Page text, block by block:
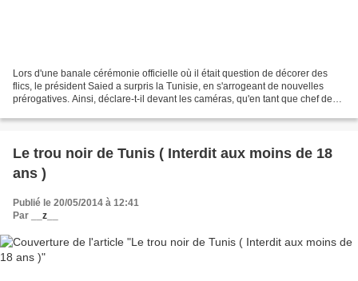
Lors d'une banale cérémonie officielle où il était question de décorer des
flics, le président Saied a surpris la Tunisie, en s'arrogeant de nouvelles
prérogatives. Ainsi, déclare-t-il devant les caméras, qu'en tant que chef des
Le trou noir de Tunis ( Interdit aux moins de 18
ans )
Publié le 20/05/2014 à 12:41
Par
__z__